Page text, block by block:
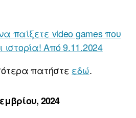
παίξετε video games που
Από 9.11.2024
πατήστε εδώ.
2024